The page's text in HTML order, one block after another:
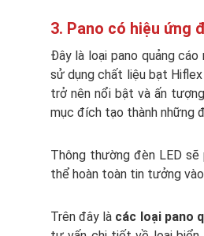
3. Pano có hiệu ứng
Đây là loại pano quảng
sử dụng chất liệu bạt
trở nên nổi bật và ấn
mục đích tạo thành những
Thông thường đèn LED
thể hoàn toàn tin tưởng
Trên đây là các loại pano